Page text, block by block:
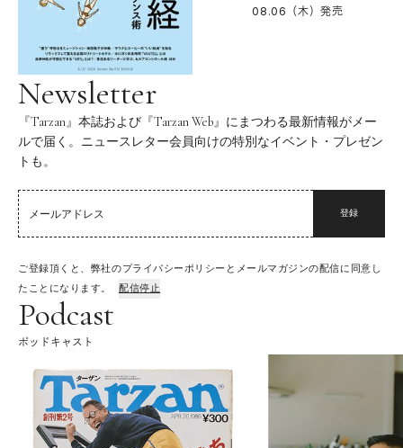
08.06（木）発売
Newsletter
『Tarzan』本誌および『Tarzan Web』にまつわる最新情報がメー
ルで届く。ニュースレター会員向けの特別なイベント・プレゼン
トも。
登録
ご登録頂くと、弊社のプライバシーポリシーとメールマガジンの配信に同意し
たことになります。
配信停止
Podcast
ポッドキャスト